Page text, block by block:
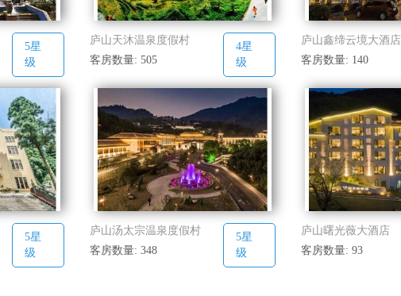
5星
级
庐山天沐温泉度假村
客房数量: 505
4星
级
庐山鑫缔云境大酒店
客房数量: 140
5星
级
庐山汤太宗温泉度假村
客房数量: 348
5星
级
庐山曙光薇大酒店
客房数量: 93